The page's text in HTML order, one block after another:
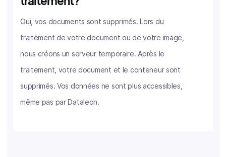
Oui, vos documents sont supprimés. Lors du
traitement de votre document ou de votre image,
nous créons un serveur temporaire. Après le
traitement, votre document et le conteneur sont
supprimés. Vos données ne sont plus accessibles,
même pas par Dataleon.